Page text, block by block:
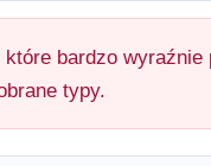
bardzo
typy.